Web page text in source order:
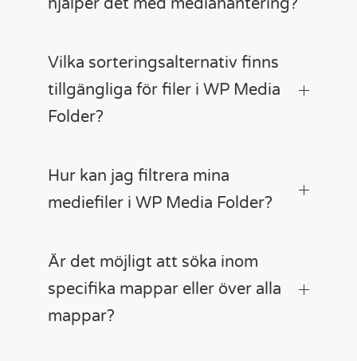
hjälper det med mediahantering?
Vilka sorteringsalternativ finns
tillgängliga för filer i WP Media
Folder?
Hur kan jag filtrera mina
mediefiler i WP Media Folder?
Är det möjligt att söka inom
specifika mappar eller över alla
mappar?